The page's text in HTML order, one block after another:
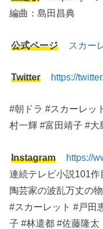
編曲：島田昌典
公式ページ スカー
Twitter https://
#朝ドラ #スカーレ
村一輝 #富田靖子 #
Instagram
https://
連続テレビ小説101
陶芸家の波乱万丈の物
#スカーレット #戸田
子 #林遣都 #佐藤隆太